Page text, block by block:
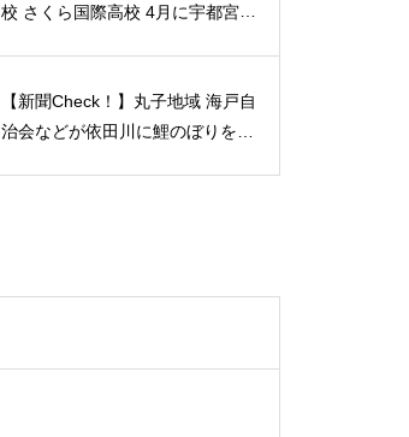
校 さくら国際高校 4月に宇都宮動
【新聞Check！】丸子地域 海戸自
治会などが依田川に鯉のぼりを掲